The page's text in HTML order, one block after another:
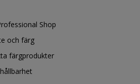
Shop
och färg
färgprodukter